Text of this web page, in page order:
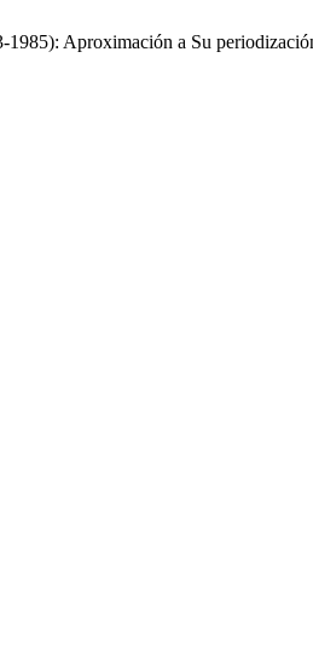
Aproximación a Su